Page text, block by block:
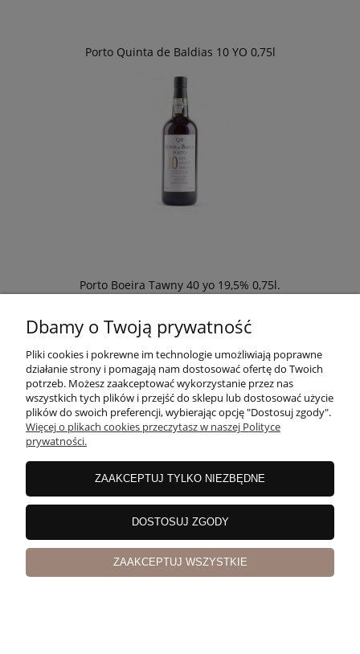
Porto Quinta de Baldias 10 YO 0,75l
Porto Boeira Tawny 40 yo 19,5% 0,75l.
Dbamy o Twoją prywatność
Pliki cookies i pokrewne im technologie umożliwiają poprawne
działanie strony i pomagają nam dostosować ofertę do Twoich
potrzeb. Możesz zaakceptować wykorzystanie przez nas
wszystkich tych plików i przejść do sklepu lub dostosować użycie
plików do swoich preferencji, wybierając opcję "Dostosuj zgody".
Więcej o plikach cookies przeczytasz w naszej Polityce
prywatności.
ZAAKCEPTUJ TYLKO NIEZBĘDNE
DOSTOSUJ ZGODY
ZAAKCEPTUJ WSZYSTKIE